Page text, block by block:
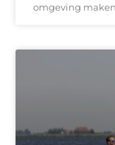
omgeving